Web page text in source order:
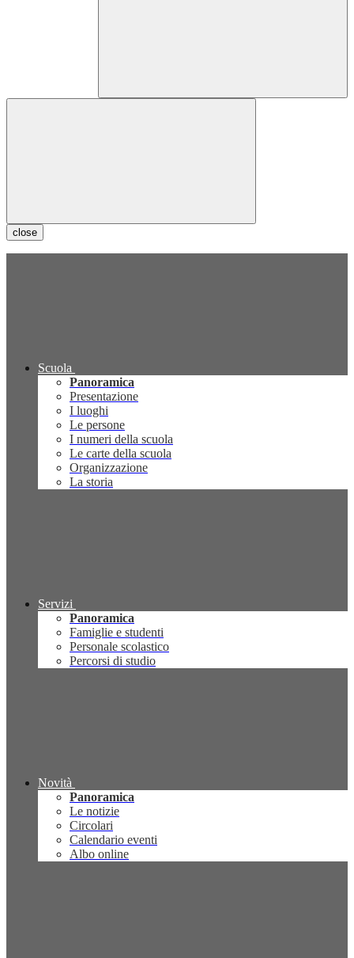
close
Scuola
Panoramica
Presentazione
I luoghi
Le persone
I numeri della scuola
Le carte della scuola
Organizzazione
La storia
Servizi
Panoramica
Famiglie e studenti
Personale scolastico
Percorsi di studio
Novità
Panoramica
Le notizie
Circolari
Calendario eventi
Albo online